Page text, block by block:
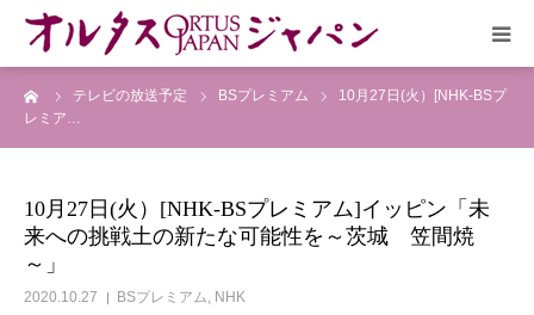
テレビの放送予定 BSプレミアム
10月27日(火）[NHK-BSプ
レミア…
10月27日(火）[NHK-BSプレミアム]イッピン「未
来への挑戦土の新たな可能性を～茨城 笠間焼
～」
2020.10.27 BSプレミアム, NHK
HOME
作品リスト
VOICE